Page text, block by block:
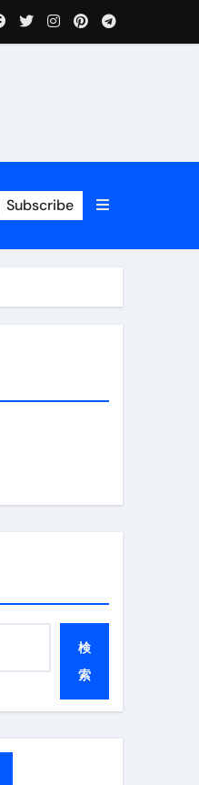
ルな裏技アドバイスも
Subscribe
検
索